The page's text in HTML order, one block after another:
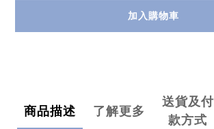
加入購物車
商品描述 了解更多
送貨及付
款方式